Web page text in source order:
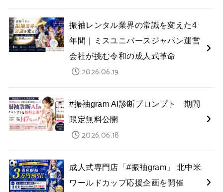
振袖レンタル業界の常識を変えた4
年間｜ミスユニバースジャパン運営
会社が挑む令和の成人式革命
2026.06.19
#振袖gram AI診断プロンプト 期間
限定無料公開
2026.06.18
成人式専門店「#振袖gram」 北中米
ワールドカップ応援企画を開催